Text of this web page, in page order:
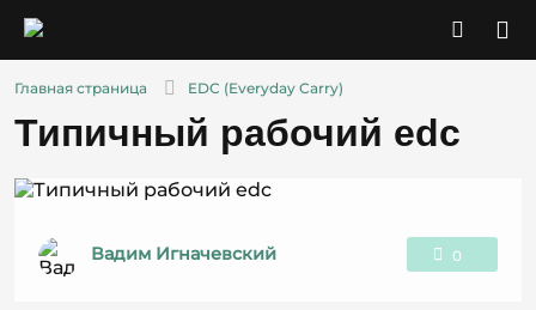
Главная страница EDC (Everyday Carry)
Типичный рабочий edc
0
1
Вадим Игначевский